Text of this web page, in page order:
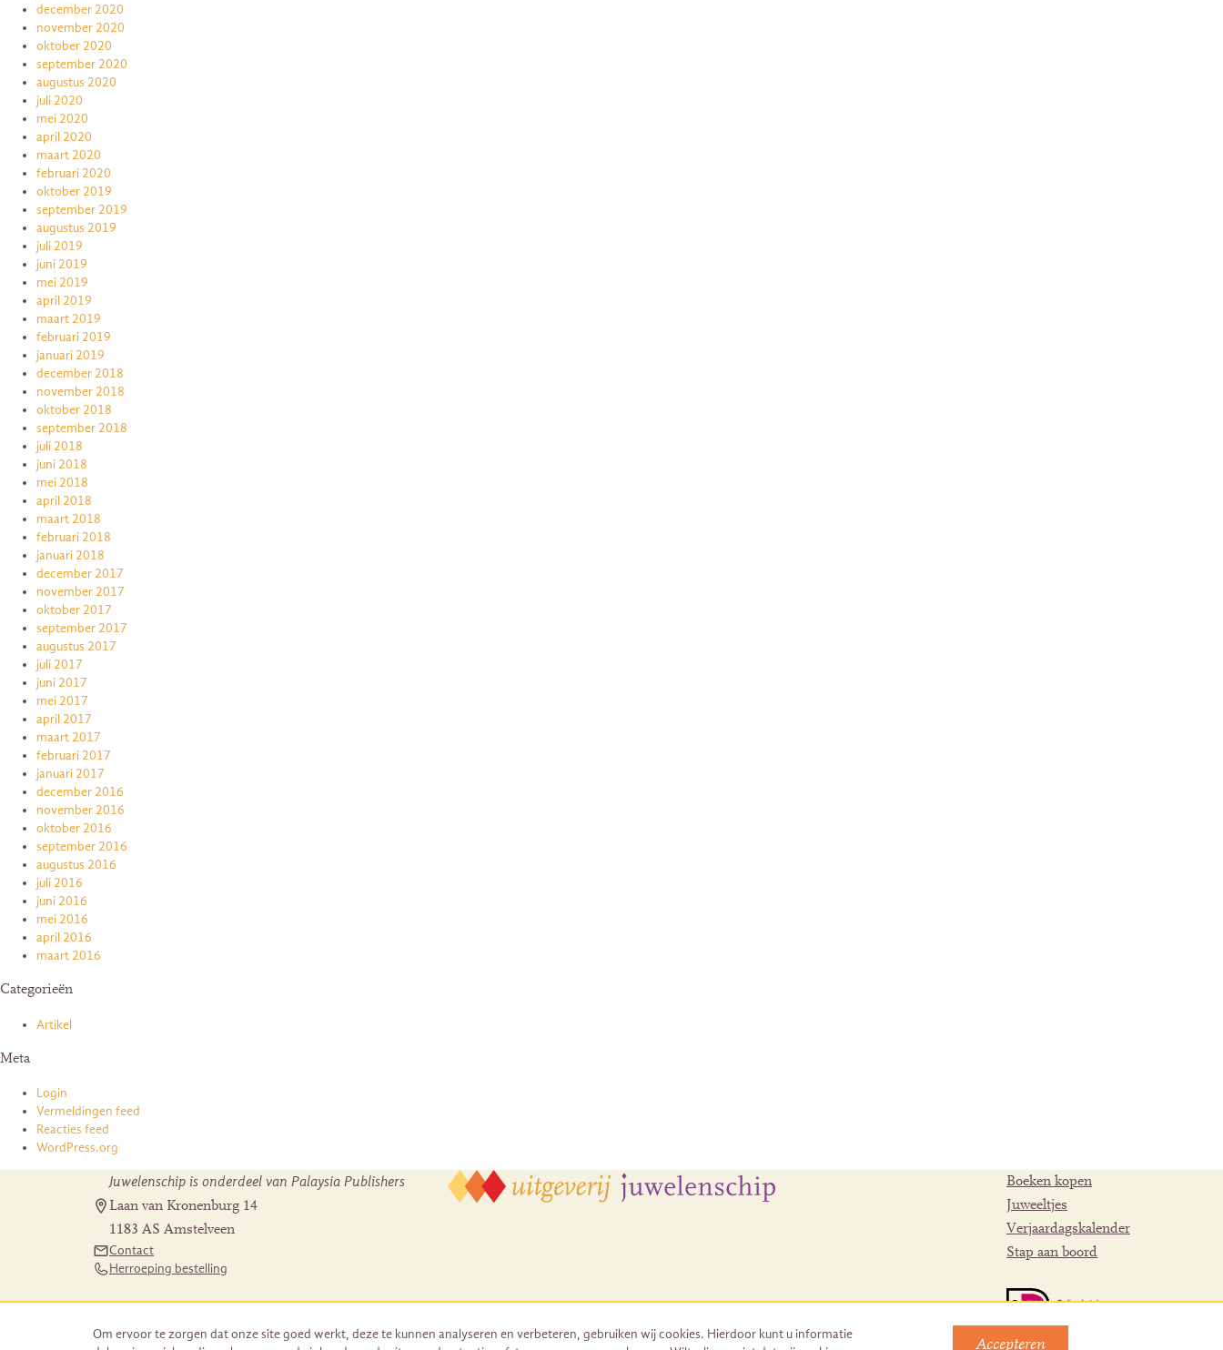
december 2020
november 2020
oktober 2020
september 2020
augustus 2020
juli 2020
mei 2020
april 2020
maart 2020
februari 2020
oktober 2019
september 2019
augustus 2019
juli 2019
juni 2019
mei 2019
april 2019
maart 2019
februari 2019
januari 2019
december 2018
november 2018
oktober 2018
september 2018
juli 2018
juni 2018
mei 2018
april 2018
maart 2018
februari 2018
januari 2018
december 2017
november 2017
oktober 2017
september 2017
augustus 2017
juli 2017
juni 2017
mei 2017
april 2017
maart 2017
februari 2017
januari 2017
december 2016
november 2016
oktober 2016
september 2016
augustus 2016
juli 2016
juni 2016
mei 2016
april 2016
maart 2016
Categorieën
Artikel
Meta
Login
Vermeldingen feed
Reacties feed
WordPress.org
Juwelenschip is onderdeel van Palaysia Publishers
Laan van Kronenburg 14
1183 AS Amstelveen
Contact
Herroeping bestelling
Boeken kopen
Juweeltjes
Verjaardagskalender
Stap aan boord
Om ervoor te zorgen dat onze site goed werkt, deze te kunnen analyseren en verbeteren, gebruiken wij cookies. Hierdoor kunt u informatie
Accepteren